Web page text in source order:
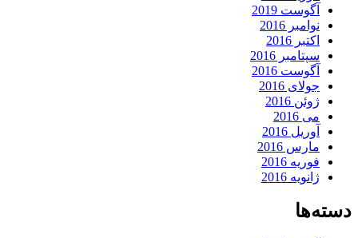
آگوست 2019
نوامبر 2016
اکتبر 2016
سپتامبر 2016
آگوست 2016
جولای 2016
ژوئن 2016
می 2016
آوریل 2016
مارس 2016
فوریه 2016
ژانویه 2016
دسته‌ها